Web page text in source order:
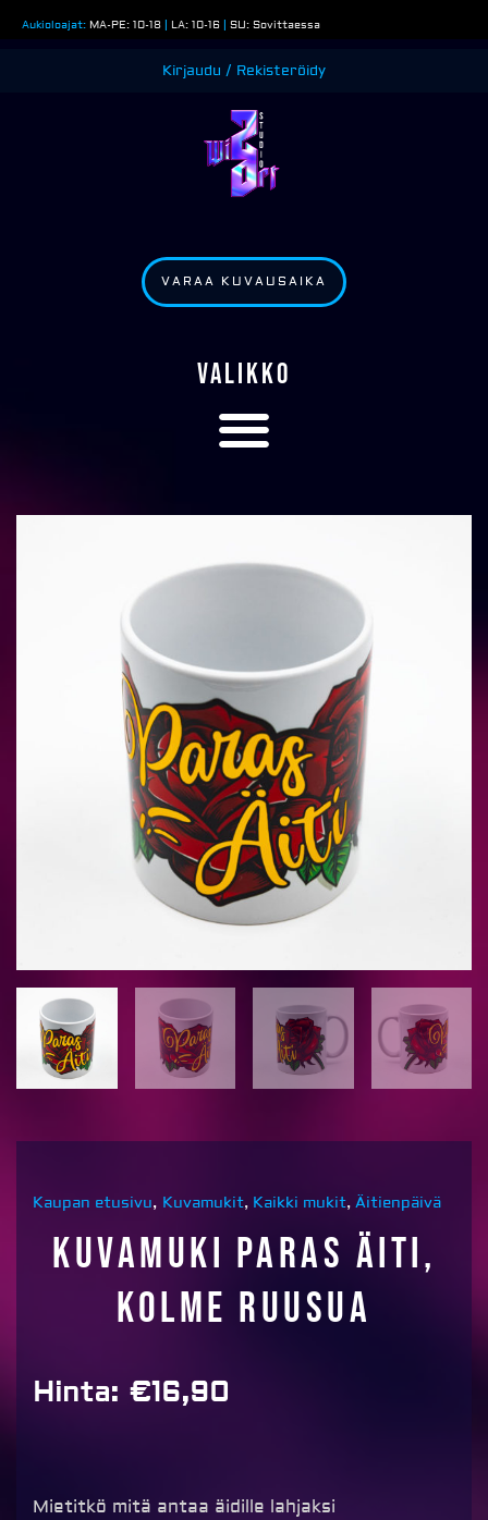
sisältöön
Aukioloajat: MA-PE: 10-18 | LA: 10-16 | SU: Sovittaessa
Kirjaudu / Rekisteröidy
VARAA KUVAUSAIKA
VALIKKO
Kaupan etusivu, Kuvamukit, Kaikki mukit, Äitienpäivä
Kuvamuki Paras Äiti,
kolme ruusua
Hinta: €16,90
Mietitkö mitä antaa äidille lahjaksi